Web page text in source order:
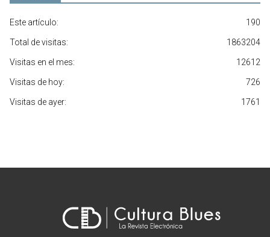
190
Este artículo:
1863204
Total de visitas:
12612
Visitas en el mes:
726
Visitas de hoy:
1761
Visitas de ayer: